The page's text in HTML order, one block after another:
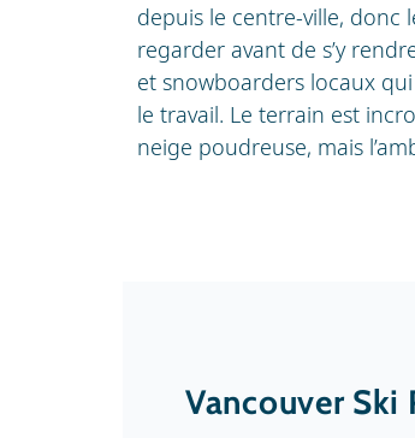
depuis le centre-ville, donc
regarder avant de s’y
et snowboarders locaux
le travail. Le terrain est
neige poudreuse, mais
Vancouver Ski